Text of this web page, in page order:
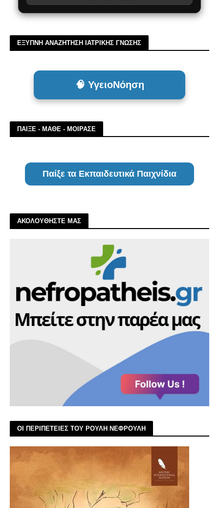
ΕΞΥΠΝΗ ΑΝΑΖΗΤΗΣΗ ΙΑΤΡΙΚΗΣ ΓΝΩΣΗΣ
🧠 ΥγειοΝόηση
ΠΑΙΞΕ - ΜΑΘΕ - ΜΟΙΡΑΣΕ
Παίξε τα Εκπαιδευτικά Παιχνίδια
ΑΚΟΛΟΥΘΗΣΤΕ ΜΑΣ
ΟΙ ΠΕΡΙΠΕΤΕΙΕΣ ΤΟΥ ΡΟΥΛΗ ΝΕΦΡΟΥΛΗ